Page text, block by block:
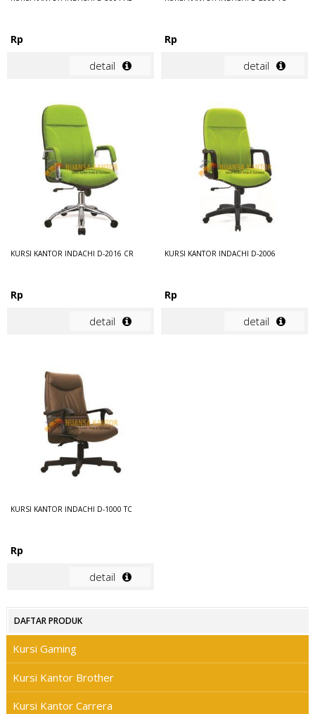
Rp
detail
Rp
detail
KURSI KANTOR INDACHI D-2016 CR
Rp
detail
KURSI KANTOR INDACHI D-2006
Rp
detail
KURSI KANTOR INDACHI D-1000 TC
Rp
detail
DAFTAR PRODUK
Kursi Gaming
Kursi Kantor Brother
Kursi Kantor Carrera